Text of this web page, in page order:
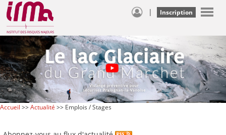
| Inscription
Accueil >>Actualité >> Emplois / Stages